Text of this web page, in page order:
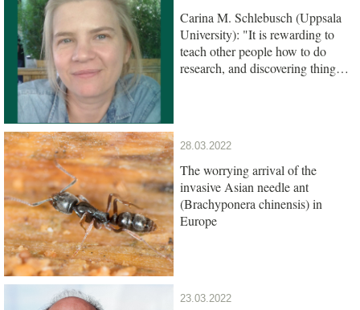
Carina M. Schlebusch (Uppsala
University): "It is rewarding to
teach other people how to do
research, and discovering things
28.03.2022
The worrying arrival of the
invasive Asian needle ant
(Brachyponera chinensis) in
Europe
23.03.2022